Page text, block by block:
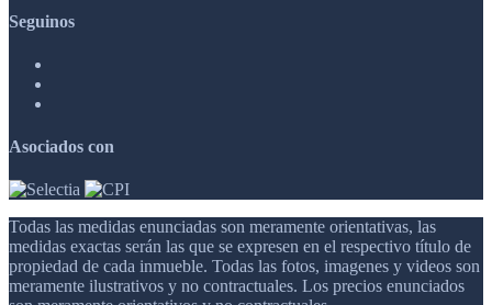
Seguinos
Asociados con
Todas las medidas enunciadas son meramente orientativas, las
medidas exactas serán las que se expresen en el respectivo título de
propiedad de cada inmueble. Todas las fotos, imagenes y videos son
meramente ilustrativos y no contractuales. Los precios enunciados